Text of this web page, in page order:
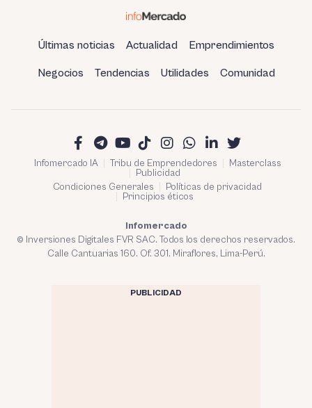
Últimas noticias Actualidad Emprendimientos
Negocios Tendencias Utilidades Comunidad
Infomercado IA Tribu de Emprendedores
Masterclass
Publicidad
Condiciones Generales
Políticas de privacidad
Principios éticos
Infomercado
© Inversiones Digitales FVR SAC. Todos los derechos reservados.
Calle Cantuarias 160. Of. 301. Miraflores, Lima-Perú.
PUBLICIDAD